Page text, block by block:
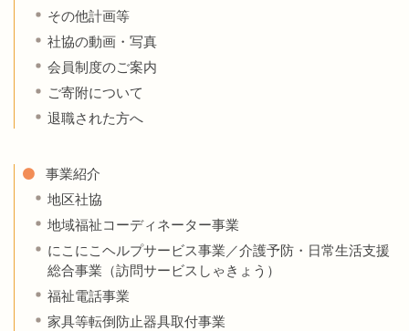
その他計画等
社協の動画・写真
会員制度のご案内
ご寄附について
退職された方へ
事業紹介
地区社協
地域福祉コーディネーター事業
にこにこヘルプサービス事業／介護予防・日常生活支援
総合事業（訪問サービスしゃきょう）
福祉電話事業
家具等転倒防止器具取付事業